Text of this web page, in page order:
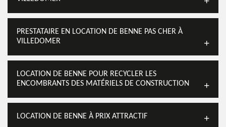
PRESTATAIRE EN LOCATION DE BENNE PAS CHER À
VILLEDOMER
LOCATION DE BENNE POUR RECYCLER LES
ENCOMBRANTS DES MATÉRIELS DE CONSTRUCTION
LOCATION DE BENNE À PRIX ATTRACTIF